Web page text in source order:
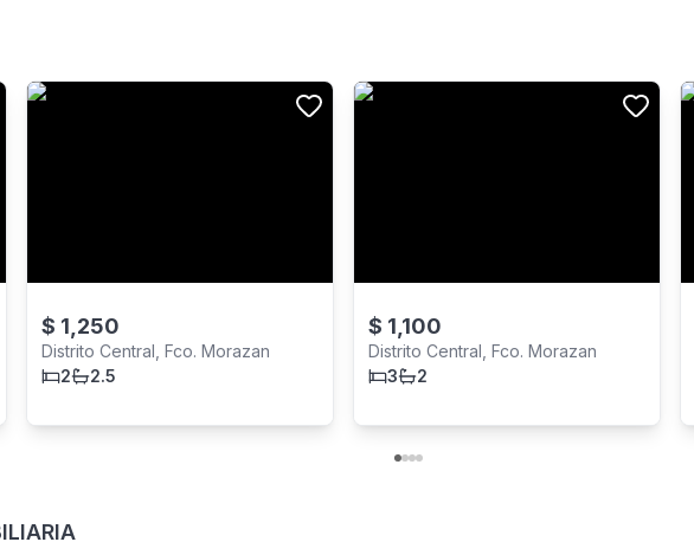
$ 1,250
Distrito Central, Fco. Morazan
2
2.5
$ 1,100
Distrito Central, Fco. Morazan
3
2